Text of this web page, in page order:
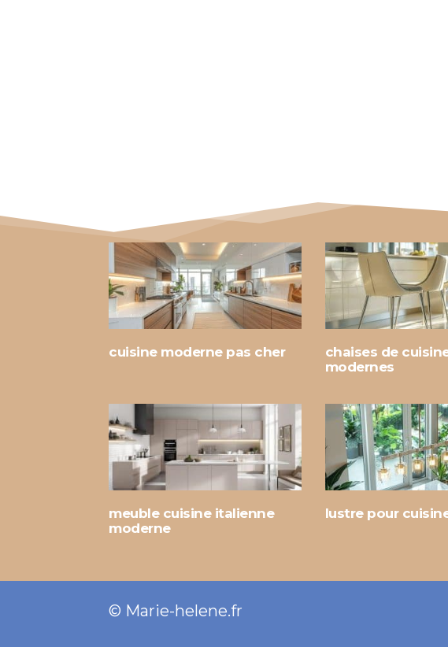
cuisine moderne pas cher
chaises de
modernes
meuble cuisine italienne
moderne
lustre pour
© Marie-helene.fr